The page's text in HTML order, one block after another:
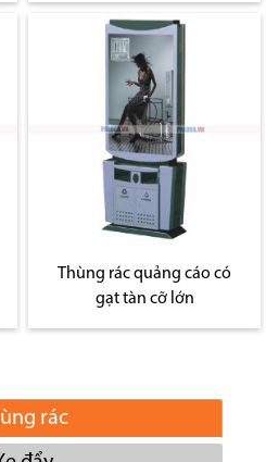
Thùng rác quảng cáo có
gạt tàn cỡ lớn
rác